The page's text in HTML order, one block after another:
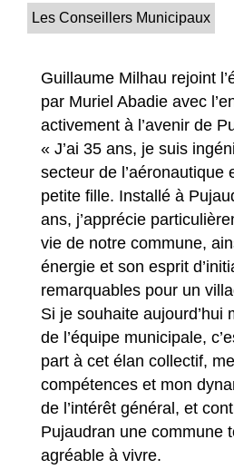
Les Conseillers Municipaux
Guillaume Milhau rejoint
par Muriel Abadie avec
activement à l’avenir de
« J’ai 35 ans, je suis
secteur de l’aéronautique
petite fille. Installé à
ans, j’apprécie
vie de notre commune,
énergie et son esprit
remarquables pour un
Si je souhaite aujourd’hui
de l’équipe municipale,
part à cet élan collectif,
compétences et mon
de l’intérêt général, et
Pujaudran une commune
agréable à vivre.